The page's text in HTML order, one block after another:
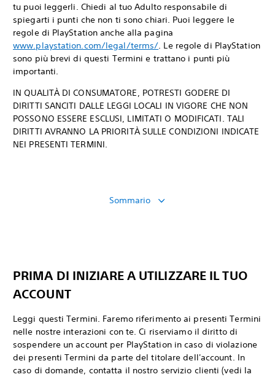
tu puoi leggerli. Chiedi al tuo Adulto responsabile di
spiegarti i punti che non ti sono chiari. Puoi leggere le
regole di PlayStation anche alla pagina
www.playstation.com/legal/terms/. Le regole di PlayStation
sono più brevi di questi Termini e trattano i punti più
importanti.
IN QUALITÀ DI CONSUMATORE, POTRESTI GODERE DI
DIRITTI SANCITI DALLE LEGGI LOCALI IN VIGORE CHE NON
POSSONO ESSERE ESCLUSI, LIMITATI O MODIFICATI. TALI
DIRITTI AVRANNO LA PRIORITÀ SULLE CONDIZIONI INDICATE
NEI PRESENTI TERMINI.
Sommario
PRIMA DI INIZIARE A UTILIZZARE IL TUO
ACCOUNT
Leggi questi Termini. Faremo riferimento ai presenti Termini
nelle nostre interazioni con te. Ci riserviamo il diritto di
sospendere un account per PlayStation in caso di violazione
dei presenti Termini da parte del titolare dell'account. In
caso di domande, contatta il nostro servizio clienti (vedi la